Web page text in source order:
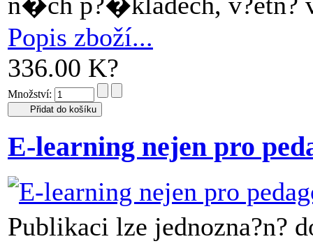
Popis zboží...
336.00 K?
Množství:
E-learning nejen pro
Publikaci lze